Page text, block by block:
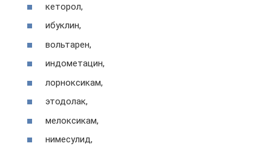
кеторол,
ибуклин,
вольтарен,
индометацин,
лорноксикам,
этодолак,
мелоксикам,
нимесулид,